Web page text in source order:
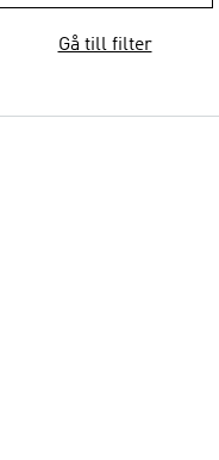
Gå till filter